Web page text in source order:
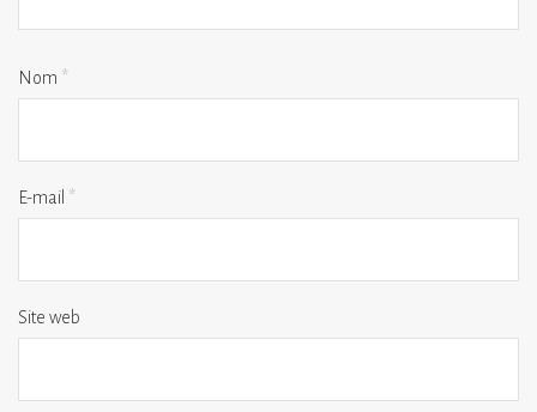
Nom *
E-mail *
Site web